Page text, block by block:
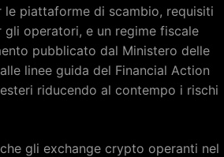
le piattaforme di scambio, requisiti
operatori, e un regime fiscale
pubblicato dal Ministero delle
linee guida del Financial Action
riducendo al contempo i rischi
gli exchange crypto operanti nel